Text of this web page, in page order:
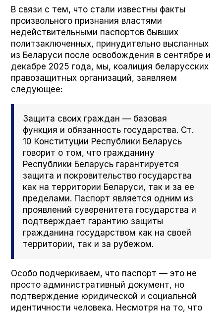
В связи с тем, что стали известны факты
произвольного признания властями
недействительными паспортов бывших
политзаключенных, принудительно высланных
из Беларуси после освобождения в сентябре и
декабре 2025 года, мы, коалиция беларусских
правозащитных организаций, заявляем
следующее:
Защита своих граждан — базовая
функция и обязанность государства. Ст.
10 Конституции Республики Беларусь
говорит о том, что гражданину
Республики Беларусь гарантируется
защита и покровительство государства
как на территории Беларуси, так и за ее
пределами. Паспорт является одним из
проявлений суверенитета государства и
подтверждает гарантию защиты
гражданина государством как на своей
территории, так и за рубежом.
Особо подчеркиваем, что паспорт — это не
просто административный документ, но
подтверждение юридической и социальной
идентичности человека. Несмотря на то, что